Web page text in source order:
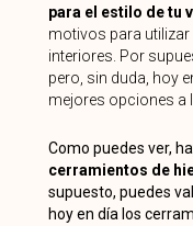
para el estilo de tu
motivos para
interiores. Por
pero, sin duda, hoy
mejores opciones a
Como puedes ver,
cerramientos de
supuesto, puedes
hoy en día los